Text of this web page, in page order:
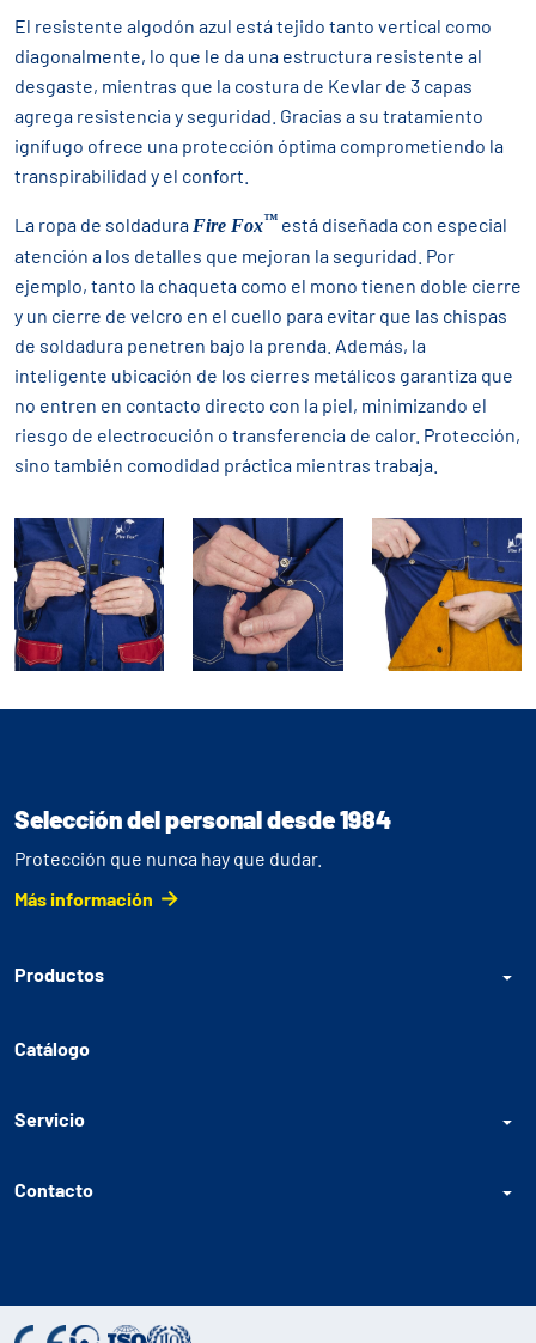
El resistente algodón azul está tejido tanto vertical como
diagonalmente, lo que le da una estructura resistente al
desgaste, mientras que la costura de Kevlar de 3 capas
agrega resistencia y seguridad. Gracias a su tratamiento
ignífugo ofrece una protección óptima comprometiendo la
transpirabilidad y el confort.
La ropa de soldadura Fire Fox™ está diseñada con especial
atención a los detalles que mejoran la seguridad. Por
ejemplo, tanto la chaqueta como el mono tienen doble cierre
y un cierre de velcro en el cuello para evitar que las chispas
de soldadura penetren bajo la prenda. Además, la
inteligente ubicación de los cierres metálicos garantiza que
no entren en contacto directo con la piel, minimizando el
riesgo de electrocución o transferencia de calor. Protección,
sino también comodidad práctica mientras trabaja.
Selección del personal desde 1984
Protección que nunca hay que dudar.
Más información
Productos
Catálogo
Servicio
Contacto